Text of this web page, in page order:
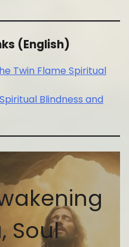
(English)
Twin Flame Spiritual
Blindness and
Soul